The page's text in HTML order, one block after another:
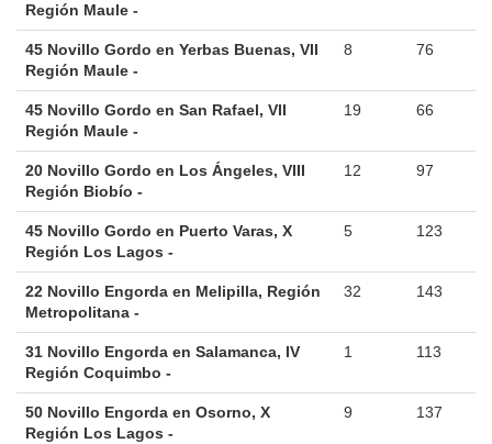
Región Maule -
45 Novillo Gordo en Yerbas Buenas, VII
Región Maule -
8 76
45 Novillo Gordo en San Rafael, VII
Región Maule -
19 66
20 Novillo Gordo en Los Ángeles, VIII
Región Biobío -
12 97
45 Novillo Gordo en Puerto Varas, X
Región Los Lagos -
5 123
22 Novillo Engorda en Melipilla, Región
Metropolitana -
32 143
31 Novillo Engorda en Salamanca, IV
Región Coquimbo -
1 113
50 Novillo Engorda en Osorno, X
Región Los Lagos -
9 137